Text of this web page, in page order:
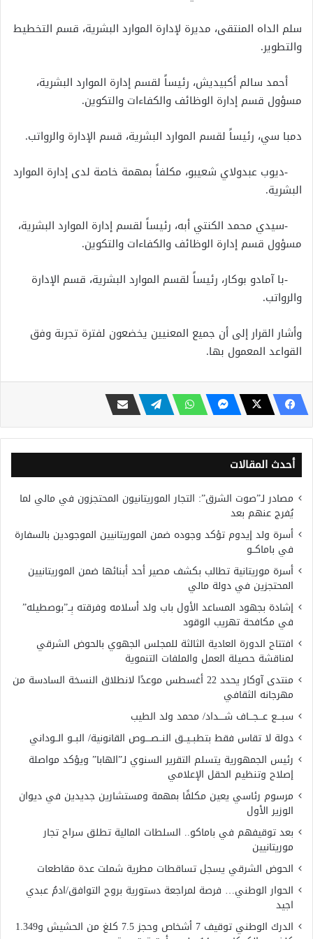
سلم الداه المنتقى، مديرة لإدارة الموارد البشرية، قسم التخطيط
والتطوير.
‎ أحمد سالم أكبيديش، رئيساً لقسم إدارة الموارد البشرية،
مسؤول قسم إدارة الوظائف والكفاءات والتكوين.
دمبا سي، رئيساً لقسم الموارد البشرية، قسم الإدارة والرواتب.
‎ -ديوب عبدولاي شعيبو، مكلفاً بمهمة خاصة لدى إدارة الموارد
البشرية.
‎ -سيدي محمد الكنتي أبه، رئيساً لقسم إدارة الموارد البشرية،
مسؤول قسم إدارة الوظائف والكفاءات والتكوين.
‎ -با آمادو بوكار، رئيساً لقسم الموارد البشرية، قسم الإدارة
والرواتب.
وأشار القرار إلى أن جميع المعنيين يخضعون لفترة تجربة وفق
القواعد المعمول بها.
أحدث المقالات
مصادر لـ”صوت الشرق”: التجار الموريتانيون المحتجزون في مالي لما
يُفرج عنهم بعد
أسرة ولد إيدوم تؤكد وجوده ضمن الموريتانيين الموجودين بالسفارة
في باماكــو
أسرة موريتانية تطالب بكشف مصير أحد أبنائها ضمن الموريتانيين
المحتجزين في دولة مالي
إشادة بجهود المساعد الأول باب ولد أسلامه وفرقته بِــ”بوصطيله”
في مكافحة تهريب الوقود
افتتاح الدورة العادية الثالثة للمجلس الجهوي بالحوض الشرقي
لمناقشة حصيلة العمل والملفات التنموية
منتدى آوكار يحدد 22 أغسطس موعدًا لانطلاق النسخة السادسة من
مهرجانه الثقافي
سبـــع عـــجـــاف شــــداد/ محمد ولد الطيب
دولة لا تقاس فقط بتطبــيــق النــصــــوص القانونية/ البــو الــوداني
رئيس الجمهورية يتسلم التقرير السنوي لـ”الهابا” ويؤكد مواصلة
إصلاح وتنظيم الحقل الإعلامي
مرسوم رئاسي يعين مكلفًا بمهمة ومستشارين جديدين في ديوان
الوزير الأول
بعد توقيفهم في باماكو.. السلطات المالية تطلق سراح تجار
موريتانيين
الحوض الشرقي يسجل تساقطات مطرية شملت عدة مقاطعات
الحوار الوطني… فرصة لمراجعة دستورية بروح التوافق/ادمُ عبدي
اجيد
الدرك الوطني توقيف 7 أشخاص وحجز 7.5 كلغ من الحشيش و1.349